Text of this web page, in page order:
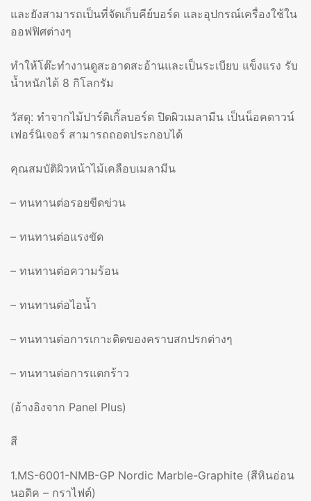
และยังสามารถเป็นที่จัดเก็บคีย์บอร์ด และอุปกรณ์เครื่องใช้ใน
ออฟฟิศต่างๆ
ทำให้โต๊ะทำงานดูสะอาดสะอ้านและเป็นระเบียบ แข็งแรง รับ
น้ำหนักได้ 8 กิโลกรัม
วัสดุ: ทำจากไม้ปาร์ติเกิ้ลบอร์ด ปิดผิวเมลามีน เป็นน็อคดาวน์
เฟอร์นิเจอร์ สามารถถอดประกอบได้
คุณสมบัติผิวหน้าไม้เคลือบเมลามีน
– ทนทานต่อรอยขีดข่วน
– ทนทานต่อแรงขัด
– ทนทานต่อความร้อน
– ทนทานต่อไอน้ำ
– ทนทานต่อการเกาะติดของคราบสกปรกต่างๆ
– ทนทานต่อการแตกร้าว
(อ้างอิงจาก Panel Plus)
สี
1.MS-6001-NMB-GP Nordic Marble-Graphite (สีหินอ่อน
นอดิค – กราไฟต์)